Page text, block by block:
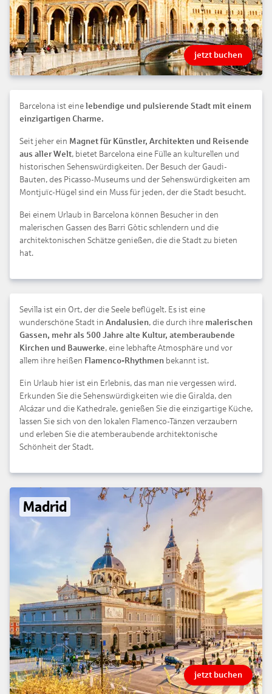
jetzt buchen
Barcelona ist eine lebendige und pulsierende Stadt mit einem
einzigartigen Charme.
Seit jeher ein Magnet für Künstler, Architekten und Reisende
aus aller Welt, bietet Barcelona eine Fülle an kulturellen und
historischen Sehenswürdigkeiten. Der Besuch der Gaudi-
Bauten, des Picasso-Museums und der Sehenswürdigkeiten am
Montjuïc-Hügel sind ein Muss für jeden, der die Stadt besucht.
Bei einem Urlaub in Barcelona können Besucher in den
malerischen Gassen des Barri Gòtic schlendern und die
architektonischen Schätze genießen, die die Stadt zu bieten
hat.
Sevilla ist ein Ort, der die Seele beflügelt. Es ist eine
wunderschöne Stadt in Andalusien, die durch ihre malerischen
Gassen, mehr als 500 Jahre alte Kultur, atemberaubende
Kirchen und Bauwerke, eine lebhafte Atmosphäre und vor
allem ihre heißen Flamenco-Rhythmen bekannt ist.
Ein Urlaub hier ist ein Erlebnis, das man nie vergessen wird.
Erkunden Sie die Sehenswürdigkeiten wie die Giralda, den
Alcázar und die Kathedrale, genießen Sie die einzigartige Küche,
lassen Sie sich von den lokalen Flamenco-Tänzen verzaubern
und erleben Sie die atemberaubende architektonische
Schönheit der Stadt.
Madrid
jetzt buchen